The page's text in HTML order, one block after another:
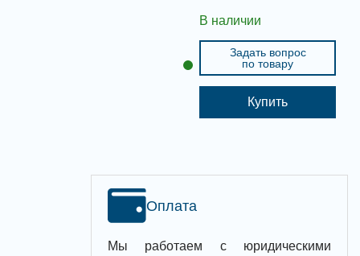
В наличии
Задать вопрос
по товару
Купить
Оплата
Мы работаем с юридическими